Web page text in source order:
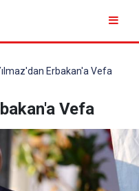
Erbakan'a Vefa
Vefa